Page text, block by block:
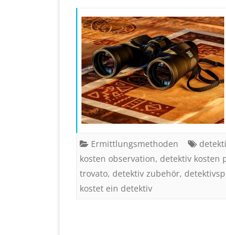
Ermittlungsmethoden
kosten observation, detektiv kosten
trovato, detektiv zubehör,
kostet ein detektiv